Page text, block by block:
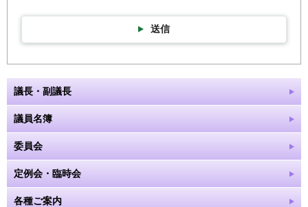
送信
議長・副議長
議員名簿
委員会
定例会・臨時会
各種ご案内